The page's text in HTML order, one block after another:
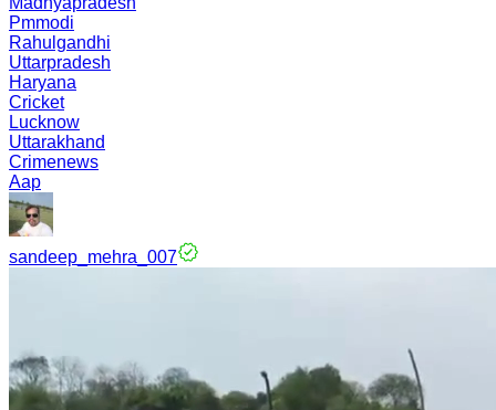
Pmmodi
Rahulgandhi
Uttarpradesh
Haryana
Cricket
Lucknow
Uttarakhand
Crimenews
Aap
sandeep_mehra_007